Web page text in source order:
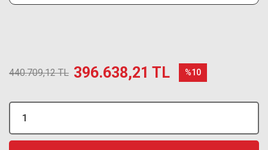
440.709,12 TL 396.638,21 TL %10